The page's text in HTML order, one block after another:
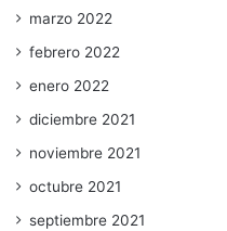
marzo 2022
febrero 2022
enero 2022
diciembre 2021
noviembre 2021
octubre 2021
septiembre 2021